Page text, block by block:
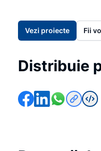
Vezi proiecte Fii
Distribuie